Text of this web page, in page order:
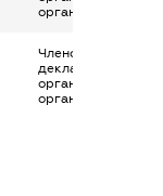
органах
Членство суб’єкта
декларування в
організаціях та їх
органах